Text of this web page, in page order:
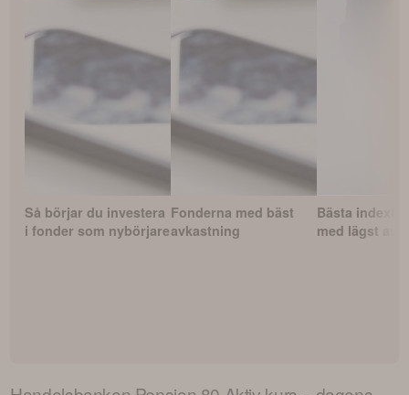
Så börjar du investera
i fonder som nybörjare
Fonderna med bäst
avkastning
Bästa
med lägst